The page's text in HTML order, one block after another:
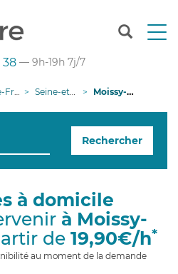
T
n
g
o
38 — 9h-19h 7j/7
Seine-et-Marne Moissy-Cramayel
Rechercher
à domicile
à Moissy-
de 19,90€/h*
au moment de la demande